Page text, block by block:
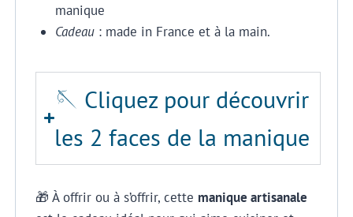
manique
Cadeau : made in France et à la main.
🪡 Cliquez pour découvrir
les 2 faces de la manique
🎁 À offrir ou à s’offrir, cette manique artisanale